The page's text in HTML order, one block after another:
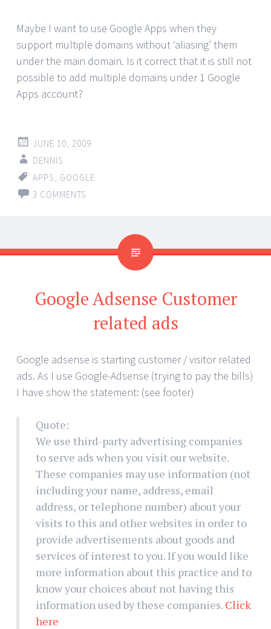
Maybe I want to use Google Apps when they
support multiple domains without ‘aliasing’ them
under the main domain. Is it correct that it is still not
possible to add multiple domains under 1 Google
Apps account?
JUNE 10, 2009
DENNIS
APPS
GOOGLE
3 COMMENTS
Google Adsense Customer
related ads
Google adsense is starting customer / visitor related
ads. As I use Google-Adsense (trying to pay the bills)
I have show the statement: (see footer)
Quote:
We use third-party advertising companies
to serve ads when you visit our website.
These companies may use information (not
including your name, address, email
address, or telephone number) about your
visits to this and other websites in order to
provide advertisements about goods and
services of interest to you. If you would like
more information about this practice and to
know your choices about not having this
information used by these companies. Click
here